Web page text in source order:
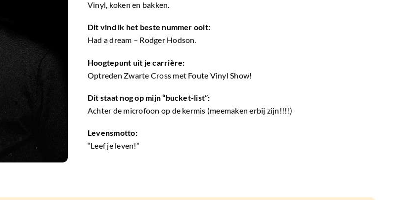
Vinyl, koken en bakken.
Dit vind ik het beste nummer ooit:
Had a dream – Rodger Hodson.
Hoogtepunt uit je carrière:
Optreden Zwarte Cross met Foute Vinyl Show!
Dit staat nog op mijn “bucket-list”:
Achter de microfoon op de kermis (meemaken erbij zijn!!!!)
Levensmotto:
“Leef je leven!”